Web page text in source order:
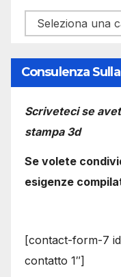
Categorie
Consulenza
Scriveteci se
stampa 3d
Se volete
esigenze
[contact-form-7
contatto 1″]